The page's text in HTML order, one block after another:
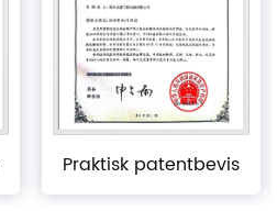
Praktisk patentbevis